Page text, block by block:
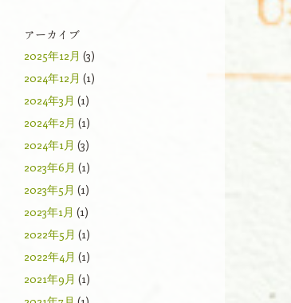
アーカイブ
2025年12月 (3)
2024年12月 (1)
2024年3月 (1)
2024年2月 (1)
2024年1月 (3)
2023年6月 (1)
2023年5月 (1)
2023年1月 (1)
2022年5月 (1)
2022年4月 (1)
2021年9月 (1)